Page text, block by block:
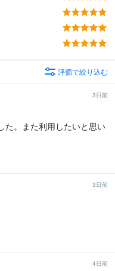
評価で絞り込む
3日前
た。また利用したいと思い
3日前
4日前